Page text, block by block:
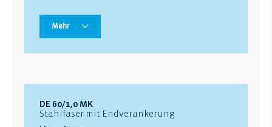
Mehr
DE 60/1,0 MK
Stahlfaser mit Endverankerung